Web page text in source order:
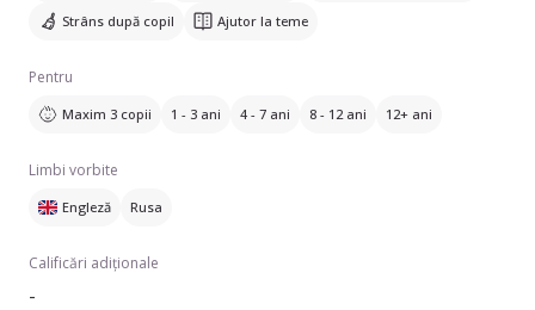
Strâns după copil Ajutor la teme
Pentru
Maxim 3 copii 1 - 3 ani 4 - 7 ani 8 - 12 ani 12+ ani
Limbi vorbite
Engleză Rusa
Calificări adiționale
-